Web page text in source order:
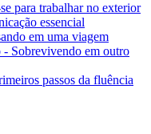
para trabalhar no exterior
essencial
em uma viagem
Sobrevivendo em outro
passos da fluência